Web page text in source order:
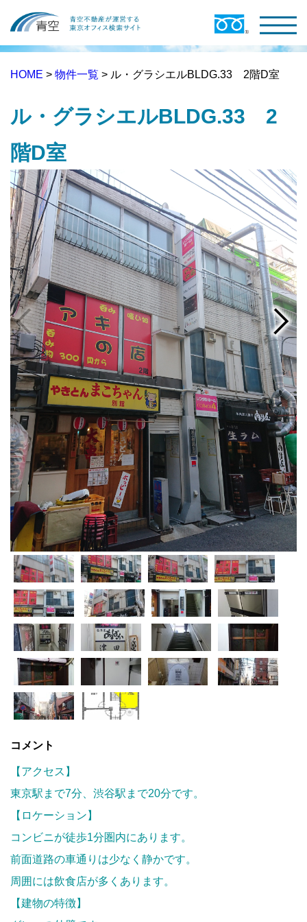
HOME > 物件一覧 > ル・グラシエルBLDG.33 2階D室
ル・グラシエルBLDG.33 2
階D室
コメント
【アクセス】
東京駅まで7分、渋谷駅まで20分です。
【ロケーション】
コンビニが徒歩1分圏内にあります。
前面道路の車通りは少なく静かです。
周囲には飲食店が多くあります。
【建物の特徴】